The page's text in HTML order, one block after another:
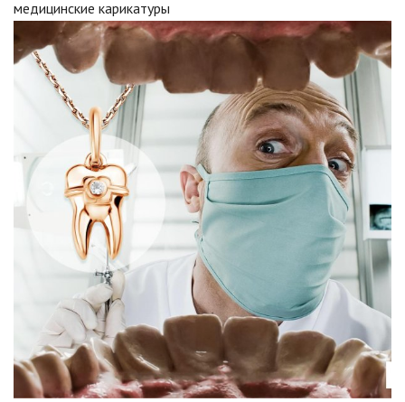
медицинские карикатуры